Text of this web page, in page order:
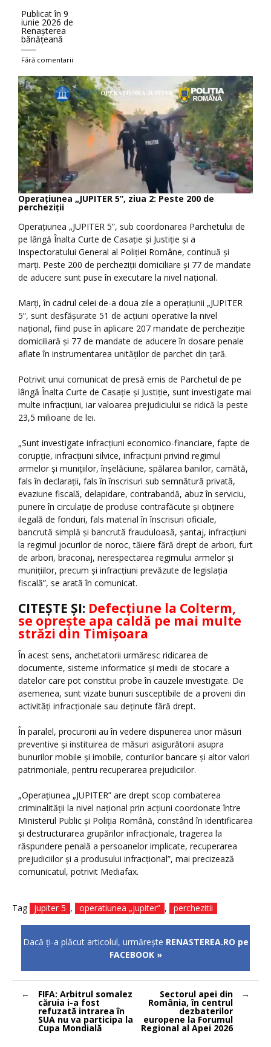
Publicat în 9
iunie 2026 de
Renaşterea
bănăţeană
Fără comentarii
Operațiunea „JUPITER 5”, ziua 2: Peste 200 de
percheziții
Operațiunea „JUPITER 5”, sub coordonarea Parchetului de
pe lângă Înalta Curte de Casație și Justiție și a
Inspectoratului General al Poliției Române, continuă și
marți. Peste 200 de percheziții domiciliare și 77 de mandate
de aducere sunt puse în executare la nivel național.
Marți, în cadrul celei de-a doua zile a operațiunii „JUPITER
5”, sunt desfășurate 51 de acțiuni operative la nivel
național, fiind puse în aplicare 207 mandate de percheziție
domiciliară și 77 de mandate de aducere în dosare penale
aflate în instrumentarea unităților de parchet din țară.
Potrivit unui comunicat de presă emis de Parchetul de pe
lângă Înalta Curte de Casație și Justiție, sunt investigate mai
multe infracțiuni, iar valoarea prejudiciului se ridică la peste
23,5 milioane de lei.
„Sunt investigate infracțiuni economico-financiare, fapte de
corupție, infracțiuni silvice, infracțiuni privind regimul
armelor și munițiilor, înșelăciune, spălarea banilor, camătă,
fals în declarații, fals în înscrisuri sub semnătură privată,
evaziune fiscală, delapidare, contrabandă, abuz în serviciu,
punere în circulație de produse contrafăcute și obținere
ilegală de fonduri, fals material în înscrisuri oficiale,
bancrută simplă și bancrută frauduloasă, șantaj, infracțiuni
la regimul jocurilor de noroc, tăiere fără drept de arbori, furt
de arbori, braconaj, nerespectarea regimului armelor și
munițiilor, precum și infracțiuni prevăzute de legislația
fiscală”, se arată în comunicat.
CITEȘTE ȘI: Defecțiune la Colterm,
se oprește apa caldă pe mai multe
străzi din Timișoara
În acest sens, anchetatorii urmăresc ridicarea de
documente, sisteme informatice și medii de stocare a
datelor care pot constitui probe în cauzele investigate. De
asemenea, sunt vizate bunuri susceptibile de a proveni din
activități infracționale sau deținute fără drept.
În paralel, procurorii au în vedere dispunerea unor măsuri
preventive și instituirea de măsuri asigurătorii asupra
bunurilor mobile și imobile, conturilor bancare și altor valori
patrimoniale, pentru recuperarea prejudiciilor.
„Operaţiunea „JUPITER” are drept scop combaterea
criminalităţii la nivel naţional prin acţiuni coordonate între
Ministerul Public şi Poliţia Română, constând în identificarea
şi destructurarea grupărilor infracţionale, tragerea la
răspundere penală a persoanelor implicate, recuperarea
prejudiciilor şi a produsului infracţional”, mai precizează
comunicatul, potrivit Mediafax.
Tag jupiter 5 , operatiunea „jupiter” , perchezitii
Dacă ţi-a plăcut articolul, urmăreşte RENASTEREA.RO pe
FACEBOOK »
Navigare
în
articole
FIFA: Arbitrul somalez
căruia i-a fost
refuzată intrarea în
SUA nu va participa la
Cupa Mondială
Sectorul apei din
România, în centrul
dezbaterilor
europene la Forumul
Regional al Apei 2026